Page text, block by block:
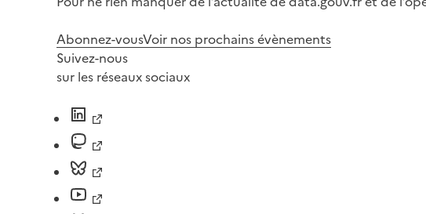
Abonnez-vousVoir nos prochains évènements
Suivez-nous
sur les réseaux sociaux